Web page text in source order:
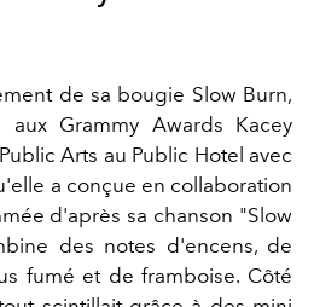
de sa bougie Slow Burn,
aux Grammy Awards Kacey
Arts au Public Hotel avec
a conçue en collaboration
d'après sa chanson "Slow
des notes d'encens, de
fumé et de framboise. Côté